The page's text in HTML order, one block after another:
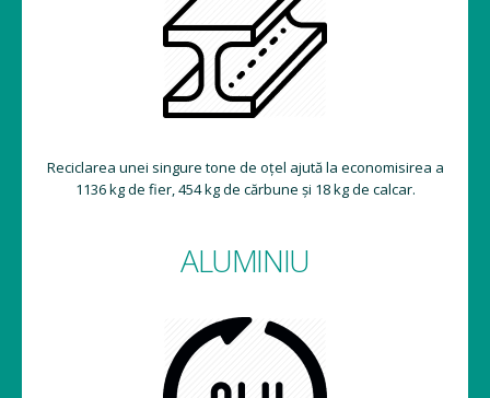
Reciclarea unei singure tone de oțel ajută la economisirea a
1136 kg de fier, 454 kg de cărbune și 18 kg de calcar.
ALUMINIU